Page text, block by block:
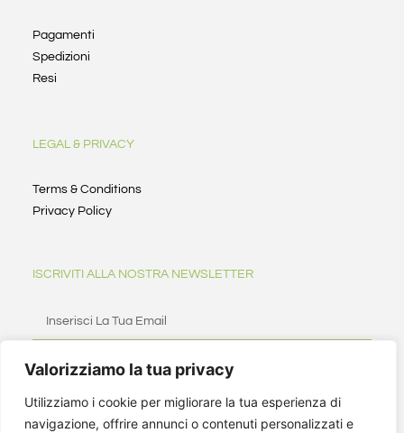
Valorizziamo la tua privacy
Utilizziamo i cookie per migliorare la tua esperienza di
navigazione, offrire annunci o contenuti personalizzati e
Pagamenti
Spedizioni
Resi
LEGAL & PRIVACY
Terms & Conditions
Privacy Policy
ISCRIVITI ALLA NOSTRA NEWSLETTER